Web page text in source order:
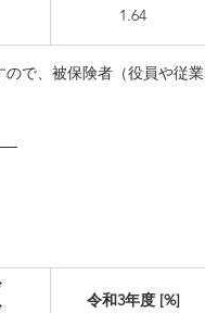
1.64
で、被保険者（役員や従業
令和3年度 [%]